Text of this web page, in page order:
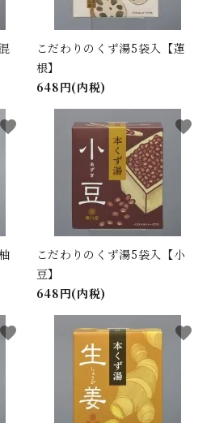
こだわりのくず湯5袋入【蓮
根】
648円(内税)
favorite
こだわりのくず湯5袋入【小
豆】
648円(内税)
favorite
favorite favorite